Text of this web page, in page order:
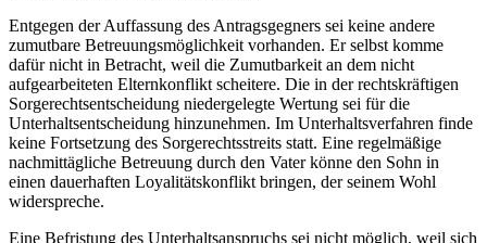
Entgegen der Auffassung des Antragsgegners sei keine andere
zumutbare Betreuungsmöglichkeit vorhanden. Er selbst komme
dafür nicht in Betracht, weil die Zumutbarkeit an dem nicht
aufgearbeiteten Elternkonflikt scheitere. Die in der rechtskräftigen
Sorgerechtsentscheidung niedergelegte Wertung sei für die
Unterhaltsentscheidung hinzunehmen. Im Unterhaltsverfahren finde
keine Fortsetzung des Sorgerechtsstreits statt. Eine regelmäßige
nachmittägliche Betreuung durch den Vater könne den Sohn in
einen dauerhaften Loyalitätskonflikt bringen, der seinem Wohl
widerspreche.
Eine Befristung des Unterhaltsanspruchs sei nicht möglich, weil sich